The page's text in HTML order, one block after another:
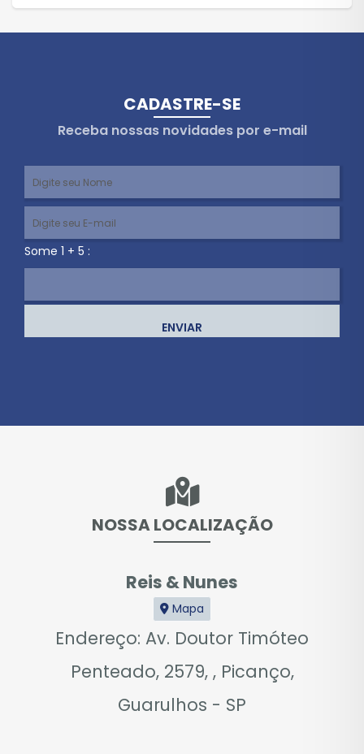
CADASTRE-SE
Receba nossas novidades por e-mail
Some 1 + 5 :
ENVIAR
NOSSA LOCALIZAÇÃO
Reis & Nunes
Mapa
Endereço: Av. Doutor Timóteo
Penteado, 2579, , Picanço,
Guarulhos - SP